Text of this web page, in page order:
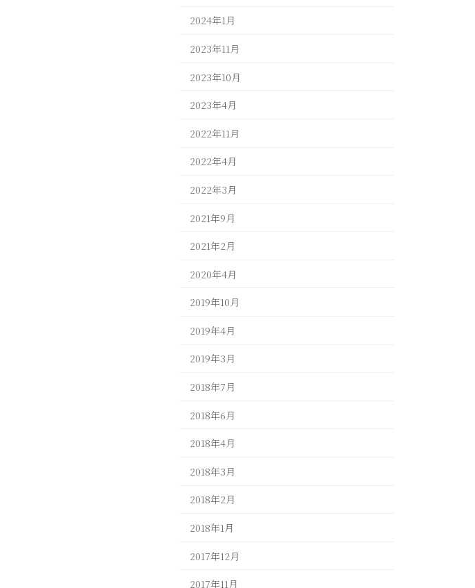
2024年1月
2023年11月
2023年10月
2023年4月
2022年11月
2022年4月
2022年3月
2021年9月
2021年2月
2020年4月
2019年10月
2019年4月
2019年3月
2018年7月
2018年6月
2018年4月
2018年3月
2018年2月
2018年1月
2017年12月
2017年11月